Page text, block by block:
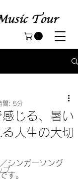
プ
じる、暑い
人生の大切
間: 5分
シンガーソング
す。